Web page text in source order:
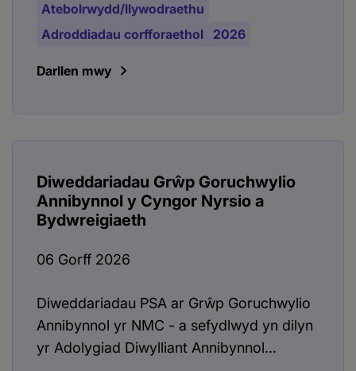
Atebolrwydd/llywodraethu
Adroddiadau corfforaethol
2026
Darllen mwy
Diweddariadau Grŵp Goruchwylio
Annibynnol y Cyngor Nyrsio a
Bydwreigiaeth
06 Gorff 2026
Diweddariadau PSA ar Grŵp Goruchwylio
Annibynnol yr NMC - a sefydlwyd yn dilyn
yr Adolygiad Diwylliant Annibynnol...